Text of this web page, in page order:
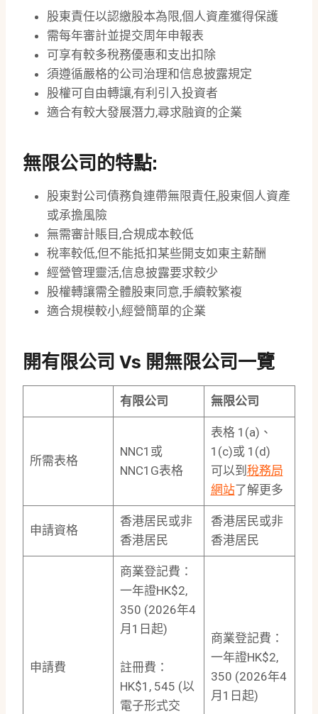
股東責任以認繳股本為限,個人資產獲得保護
需每年審計並提交周年申報表
可享有較多稅務優惠和支出扣除
須遵循嚴格的公司治理和信息披露規定
股權可自由轉讓,有利引入投資者
適合有較大發展潛力,尋求融資的企業
無限公司的特點:
股東對公司債務負連帶無限責任,股東個人資產
或承擔風險
無需審計賬目,合規成本較低
稅率較低,但不能抵扣某些開支如東主薪酬
經營管理靈活,信息披露要求較少
股權轉讓需全體股東同意,手續較繁複
適合規模較小,經營簡單的企業
開有限公司 Vs 開無限公司一覽
有限公司 無限公司
所需表格
NNC1或
NNC1G表格
表格 1(a)、
1(c)或 1(d)
可以到 稅務局
網站了解更多
申請資格
香港居民或非
香港居民
香港居民或非
香港居民
申請費
商業登記費：
一年證HK$2,
350 (2026年4
月1日起)
註冊費：
HK$1, 545 (以
電子形式交
商業登記費：
一年證HK$2,
350 (2026年4
月1日起)